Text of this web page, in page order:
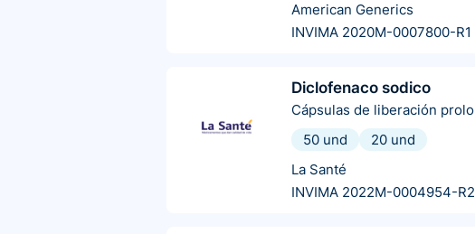
American Generics
INVIMA 2020M-0007800-R1
Diclofenaco sodico
Cápsulas de liberación
50 und
20 und
La Santé
INVIMA 2022M-0004954-R2